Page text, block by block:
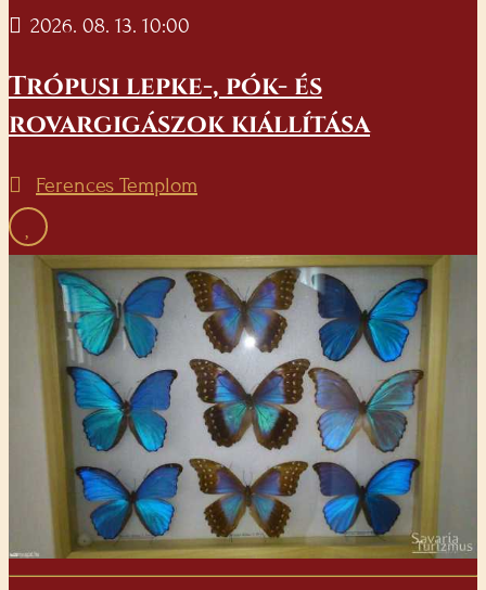
2026. 08. 13. 10:00
Trópusi lepke-, pók- és
rovargigászok kiállítása
Ferences Templom